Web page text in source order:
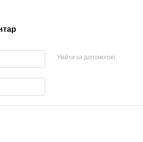
Увійти за допомогою